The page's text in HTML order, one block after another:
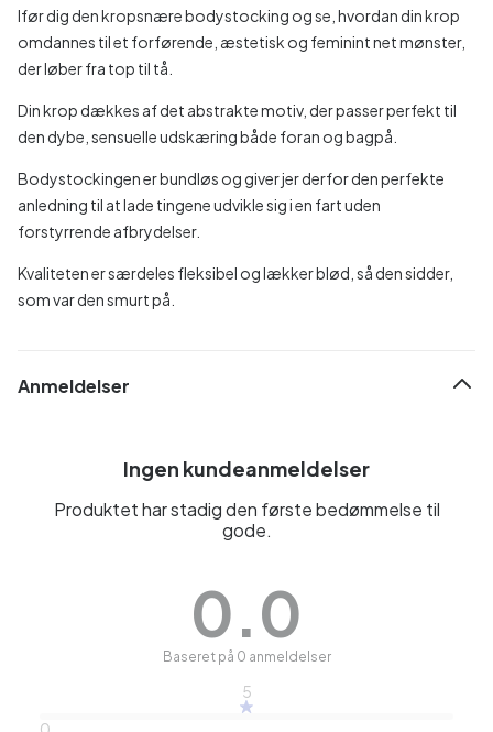
Ifør dig den kropsnære bodystocking og se, hvordan din krop
omdannes til et forførende, æstetisk og feminint net mønster,
der løber fra top til tå.
Din krop dækkes af det abstrakte motiv, der passer perfekt til
den dybe, sensuelle udskæring både foran og bagpå.
Bodystockingen er bundløs og giver jer derfor den perfekte
anledning til at lade tingene udvikle sig i en fart uden
forstyrrende afbrydelser.
Kvaliteten er særdeles fleksibel og lækker blød, så den sidder,
som var den smurt på.
Anmeldelser
Ingen kundeanmeldelser
Produktet har stadig den første bedømmelse til
gode.
0.0
Baseret på 0 anmeldelser
5